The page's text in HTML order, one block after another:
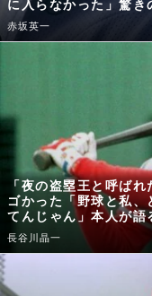
に入らなかった」驚き
赤坂英一
「夜の盗塁王と呼ば
ゴかった「野球と私
てんじゃん」本人が語
長谷川晶一